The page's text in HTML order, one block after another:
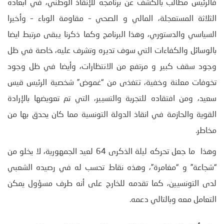
فالرئيس مطالب بالكشف عن برنامجه للإنقاذ الوطني، في أبعاده
الثلاثة المستعجلة، المالي و الصحي – مقاومة الوباء – وأخيرا
السياسي والدستوري، وهذا البرنامج وكما ذكرنا يبقى مرتبط ايضا
بالوسائل والكفاءات التي سوف تديره وتشرف عليه، خاصة في ظل
وجود سقف كبير و مرتفع من الانتظارات، وأيضا في ظل وجود
تخوفات معلنة وخفية، تتغذى من “غموض” شخصية الرئيس قيس
سعيد، ومن افتقاده للتجربة والتسيير، التي تم تعويضها بالإرادة
القوية والحازمة في انقاذ الدولة التونسية مما كان يحدق بها من
مخاطر.
وهذا ما جعل تحركه ليلة الذكرى 64 لعيد الجمهورية، لا يخلو من
“شجاعة” و “مغامرة”، وهذه نقاط تحسب له في رصيده الشعبي
لدى التونسيين، كما تقدمه للخارج على أنه طرف مسؤول يمكن
التعامل معه وبالتالي دعمه.